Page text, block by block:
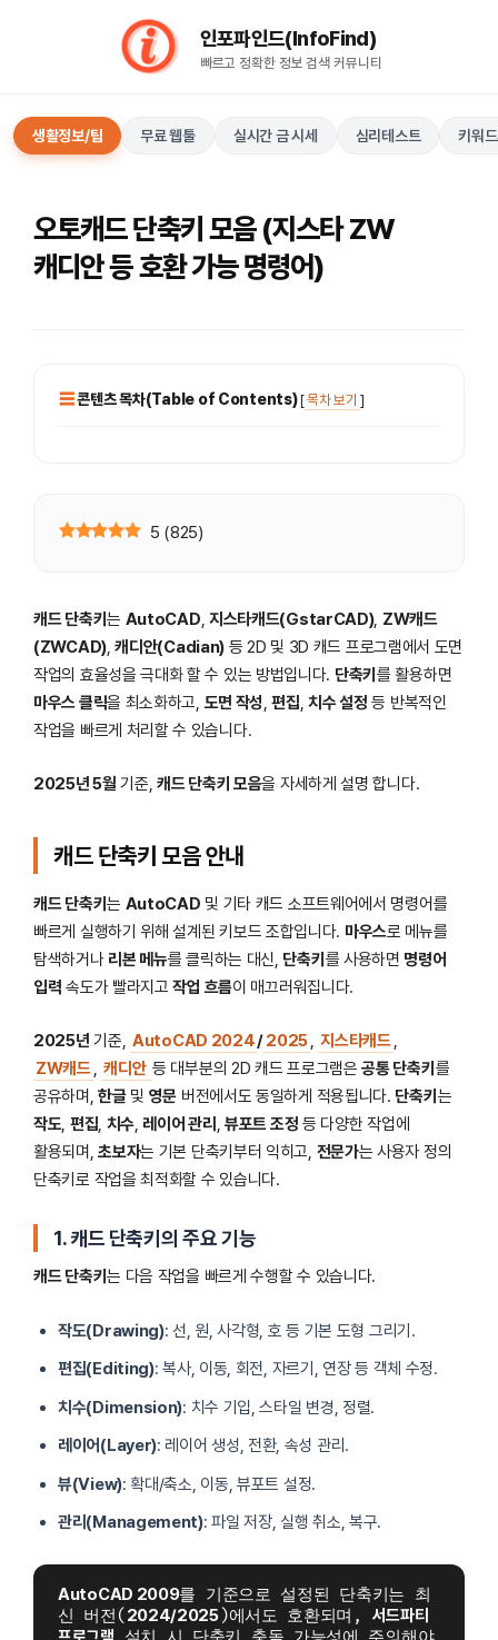
인포파인드(InfoFind)​​​​
빠르고 정확한 정보 검색 커뮤니티
생활정보/팁 무료 웹툴 실시간 금 시세 심리테스트 키워
오토캐드 단축키 모음 (지스타 ZW
캐디안 등 호환 가능 명령어)
콘텐츠 목차(Table of Contents)[목차 보기 ]
5 (825)
캐드 단축키는 AutoCAD, 지스타캐드(GstarCAD), ZW캐드
(ZWCAD),캐디안(Cadian) 등 2D 및 3D 캐드 프로그램에서 도면
작업의 효율성을 극대화 할 수 있는 방법입니다. 단축키를 활용하면
마우스 클릭을 최소화하고, 도면 작성,편집,치수 설정 등 반복적인
작업을 빠르게 처리할 수 있습니다.
2025년 5월 기준,캐드 단축키 모음을 자세하게 설명 합니다.
캐드 단축키 모음 안내
캐드 단축키는 AutoCAD 및 기타 캐드 소프트웨어에서 명령어를
빠르게 실행하기 위해 설계된 키보드 조합입니다. 마우스로 메뉴를
탐색하거나 리본 메뉴를 클릭하는 대신, 단축키 를 사용하면 명령어
입력 속도가 빨라지고작업 흐름이 매끄러워집니다.
2025년 기준, AutoCAD 2024/2025 지스타캐드
ZW캐드
캐디안 등 대부분의 2D 캐드 프로그램은공통 단축키 를
공유하며,한글및 영문 버전에서도 동일하게 적용됩니다. 단축키 는
작도, 편집 치수 레이어 관리 ,뷰포트 조정 등 다양한 작업에
활용되며,초보자는 기본 단축키부터 익히고, 전문가는 사용자 정의
단축키로 작업을 최적화할 수 있습니다.
1. 캐드 단축키의 주요 기능
캐드 단축키는 다음 작업을 빠르게 수행할 수 있습니다.
작도(Drawing): 선, 원, 사각형, 호 등 기본 도형 그리기.
편집(Editing): 복사, 이동, 회전, 자르기, 연장 등 객체 수정.
치수(Dimension): 치수 기입, 스타일 변경, 정렬.
레이어(Layer): 레이어 생성, 전환, 속성 관리.
뷰(View): 확대/축소, 이동, 뷰포트 설정.
관리(Management): 파일 저장, 실행 취소, 복구.
AutoCAD 2009를 기준으로 설정된 단축키는 최
신 버전( 2024/2025)에서도 호환되며, 서드파티